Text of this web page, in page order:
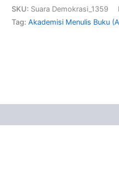
SKU: Suara Demokrasi_1359
Tag: Akademisi Menulis Buku